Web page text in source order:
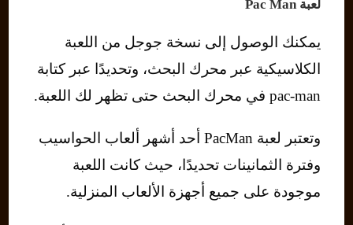
لعبة Pac Man
يمكنك الوصول إلى نسخة جوجل من اللعبة
الكلاسيكية عبر محرك البحث، وتحديدًا عبر كتابة
pac-man في محرك البحث حتى تظهر لك اللعبة.
وتعتبر لعبة PacMan أحد أشهر ألعاب الحواسيب
وفترة الثمانينات تحديدًا، حيث كانت اللعبة
موجودة على جميع أجهزة الألعاب المنزلية.